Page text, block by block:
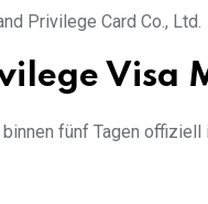
Privilege Card Co., Ltd.
Visa
fünf Tagen